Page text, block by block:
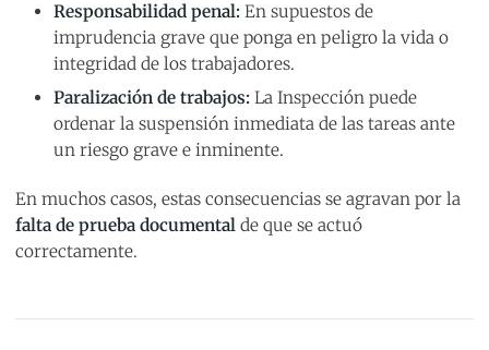
Responsabilidad penal: En supuestos de
imprudencia grave que ponga en peligro la vida o
integridad de los trabajadores.
Paralización de trabajos: La Inspección puede
ordenar la suspensión inmediata de las tareas ante
un riesgo grave e inminente.
En muchos casos, estas consecuencias se agravan por la
falta de prueba documental de que se actuó
correctamente.